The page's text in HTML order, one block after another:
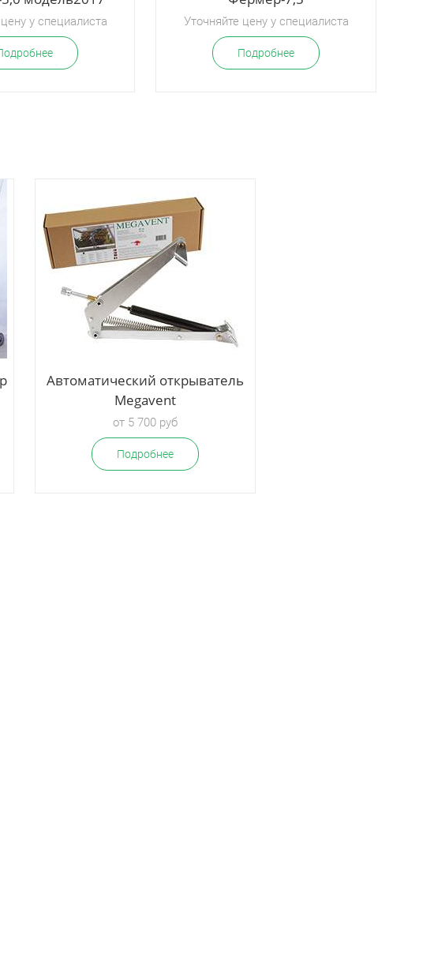
у специалиста Уточняйте цену у специалиста
Подробнее
Автоматический открыватель
Megavent
от 5 700 руб
Подробнее